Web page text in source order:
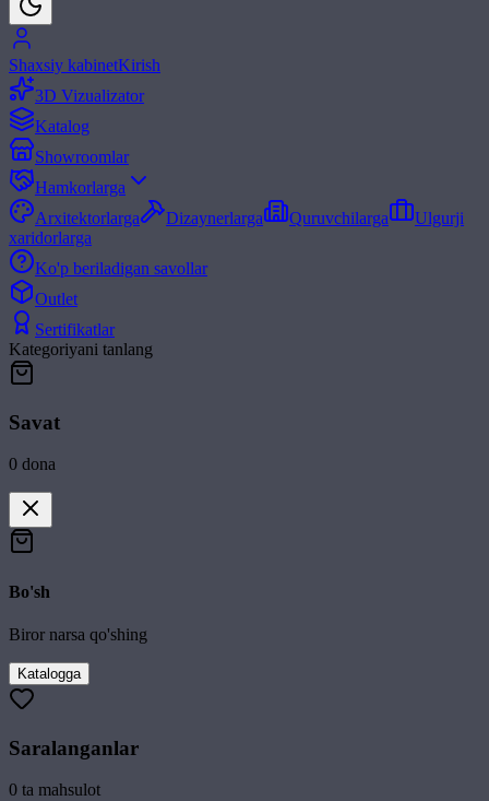
Shaxsiy kabinetKirish
3D Vizualizator
Katalog
Showroomlar
Hamkorlarga
Arxitektorlarga
Dizaynerlarga Quruvchilarga
Ulgurji
xaridorlarga
Ko'p beriladigan savollar
Outlet
Sertifikatlar
Kategoriyani tanlang
Savat
0 dona
Bo'sh
Biror narsa qo'shing
Katalogga
Saralanganlar
0 ta mahsulot